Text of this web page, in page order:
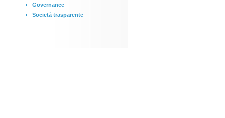
Governance
Società trasparente